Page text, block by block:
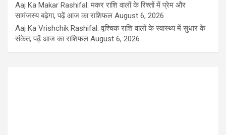
Aaj Ka Makar Rashifal: मकर राशि वालों के रिश्तों में प्रेम और
सामंजस्य बढ़ेगा, पढ़ें आज का राशिफल August 6, 2026
Aaj Ka Vrishchik Rashifal: वृश्चिक राशि वालों के स्वास्थ्य में सुधार के
संकेत, पढ़ें आज का राशिफल August 6, 2026